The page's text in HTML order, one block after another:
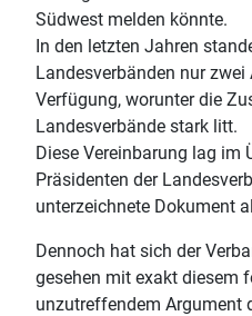
Südwest melden könnte.
In den letzten Jahren
Landesverbänden nur
Verfügung, worunter die
Landesverbände stark litt.
Diese Vereinbarung lag im
Präsidenten der
unterzeichnete Dokument
Dennoch hat sich der
gesehen mit exakt diesem
unzutreffendem Argument